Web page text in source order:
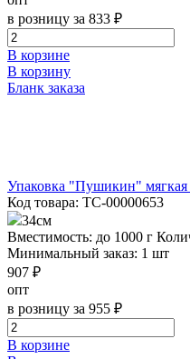
в розницу за 833 ₽
В корзине
В корзину
Бланк заказа
Упаковка "Пушикин" мягкая
Код товара: ТС-00000653
34см
Вместимость: до 1000 г
Минимальный заказ: 1 шт
907 ₽
опт
в розницу за 955 ₽
В корзине